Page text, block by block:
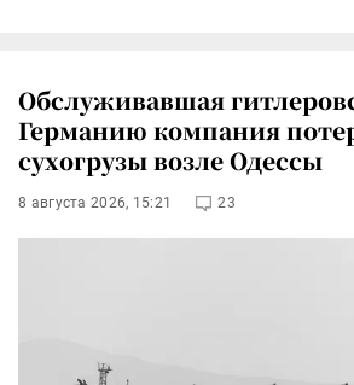
Обслуживавшая
Германию компания
сухогрузы возле Одессы
8 августа 2026, 15:21 23